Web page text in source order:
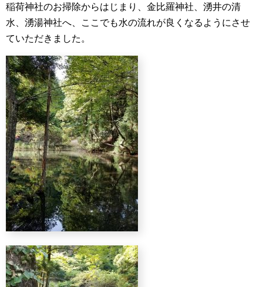
稲荷神社のお掃除からはじまり、金比羅神社、湧井の清
水、湧湯神社へ、ここでも水の流れが良くなるようにさせ
ていただきました。